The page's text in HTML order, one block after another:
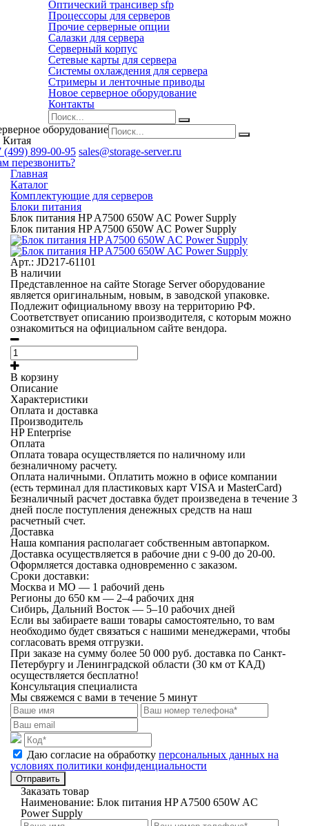
Оптический трансивер sfp
Процессоры для серверов
Прочие серверные опции
Салазки для сервера
Серверный корпус
Сетевые карты для сервера
Системы охлаждения для сервера
Стримеры и ленточные приводы
Новое серверное оборудование
Контакты
оборудование
Китая
(499) 899-00-95 sales@storage-server.ru
перезвонить?
Главная
Каталог
Комплектующие для серверов
Блоки питания
Блок питания HP A7500 650W AC Power Supply
Блок питания HP A7500 650W AC Power Supply
Арт.: JD217-61101
В наличии
Представленное на сайте Storage Server оборудование
является оригинальным, новым, в заводской упаковке.
Подлежит официальному ввозу на территорию РФ.
Соответствует описанию производителя, с которым можно
ознакомиться на официальном сайте вендора.
В корзину
Описание
Характеристики
Оплата и доставка
Производитель
HP Enterprise
Оплата
Оплата товара осуществляется по наличному или
безналичному расчету.
Оплата наличными. Оплатить можно в офисе компании
(есть терминал для пластиковых карт VISA и MasterCard)
Безналичный расчет доставка будет произведена в течение 3
дней после поступления денежных средств на наш
расчетный счет.
Доставка
Наша компания располагает собственным автопарком.
Доставка осуществляется в рабочие дни с 9-00 до 20-00.
Оформляется доставка одновременно с заказом.
Сроки доставки:
Москва и МО — 1 рабочий день
Регионы до 650 км — 2–4 рабочих дня
Сибирь, Дальний Восток — 5–10 рабочих дней
Если вы забираете ваши товары самостоятельно, то вам
необходимо будет связаться с нашими менеджерами, чтобы
согласовать время отгрузки.
При заказе на сумму более 50 000 руб. доставка по Санкт-
Петербургу и Ленинградской области (30 км от КАД)
осуществляется бесплатно!
Консультация специалиста
Мы свяжемся с вами в течение 5 минут
Даю согласие на обработку персональных данных на
условиях политики конфиденциальности
Отправить
Заказать товар
Наименование: Блок питания HP A7500 650W AC
Power Supply